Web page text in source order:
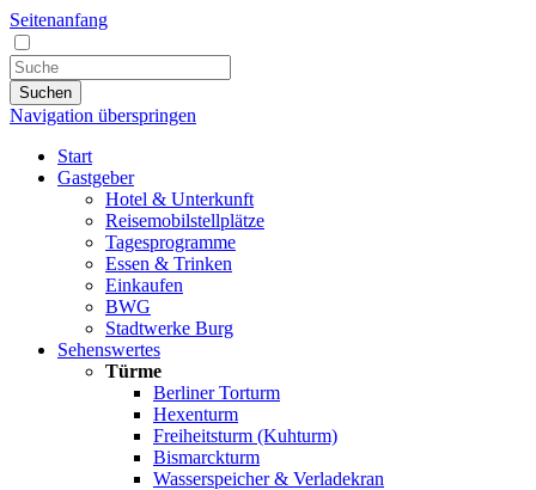
Seitenanfang
Suchen
Navigation überspringen
Start
Gastgeber
Hotel & Unterkunft
Reisemobilstellplätze
Tagesprogramme
Essen & Trinken
Einkaufen
BWG
Stadtwerke Burg
Sehenswertes
Türme
Berliner Torturm
Hexenturm
Freiheitsturm (Kuhturm)
Bismarckturm
Wasserspeicher & Verladekran